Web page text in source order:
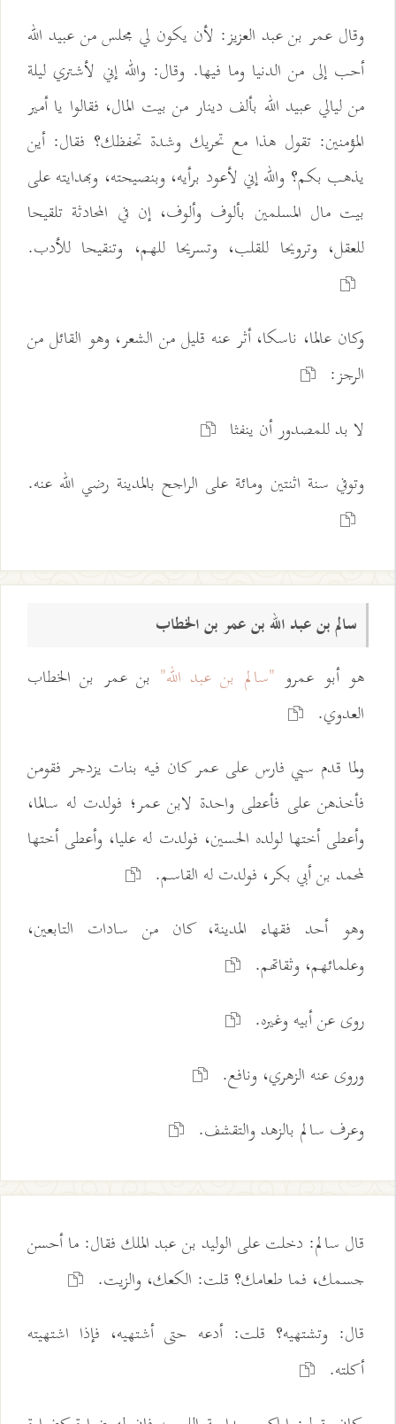
وقال عمر بن عبد العزيز: لأن يكون لي مجلس من عبيد الله
أحب إلى من الدنيا وما فيها. وقال: والله إني لأشتري ليلة
من ليالي عبيد الله بألف دينار من بيت المال، فقالوا يا أمير
المؤمنين: تقول هذا مع تحريك وشدة تحفظك؟ فقال: أين
يذهب بكم؟ والله إني لأعود برأيه، وبنصيحته، وبهدايته على
بيت مال المسلمين بألوف وألوف، إن في المحادثة تلقيحا
للعقل، وترويحا للقلب، وتسريحا للهم، وتنقيحا للأدب.
وكان عالما، ناسكا، أثر عنه قليل من الشعر، وهو القائل من
الرجز:
لا بد للمصدور أن ينفثا
وتوفي سنة اثنتين ومائة على الراجح بالمدينة رضي الله عنه.
سالم بن عبد الله بن عمر بن الخطاب
هو أبو عمرو "سالم بن عبد الله" بن عمر بن الخطاب
العدوي.
ولما قدم سبي فارس على عمر كان فيه بنات يزدجر فقومن
فأخذهن على فأعطى واحدة لابن عمر؛ فولدت له سالما،
وأعطى أختها لولده الحسين، فولدت له عليا، وأعطى أختها
لمحمد بن أبي بكر، فولدت له القاسم.
وهو أحد فقهاء المدينة، كان من سادات التابعين،
وعلمائهم، وثقاتهم.
روى عن أبيه وغيره.
وروى عنه الزهري، ونافع.
وعرف سالم بالزهد والتقشف.
قال سالم: دخلت على الوليد بن عبد الملك فقال: ما أحسن
جسمك، فما طعامك؟ قلت: الكعك، والزيت.
قال: وتشتهيه؟ قلت: أدعه حتى أشتهيه، فإذا اشتهيته
أكلته.